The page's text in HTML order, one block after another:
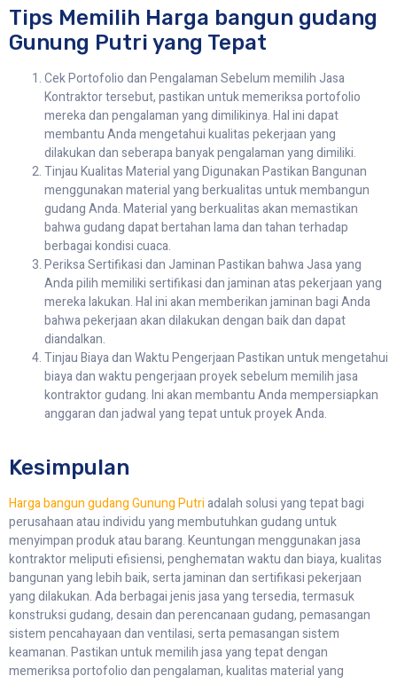
Tips Memilih Harga bangun gudang
Gunung Putri yang Tepat
Cek Portofolio dan Pengalaman Sebelum memilih Jasa
Kontraktor tersebut, pastikan untuk memeriksa portofolio
mereka dan pengalaman yang dimilikinya. Hal ini dapat
membantu Anda mengetahui kualitas pekerjaan yang
dilakukan dan seberapa banyak pengalaman yang dimiliki.
Tinjau Kualitas Material yang Digunakan Pastikan Bangunan
menggunakan material yang berkualitas untuk membangun
gudang Anda. Material yang berkualitas akan memastikan
bahwa gudang dapat bertahan lama dan tahan terhadap
berbagai kondisi cuaca.
Periksa Sertifikasi dan Jaminan Pastikan bahwa Jasa yang
Anda pilih memiliki sertifikasi dan jaminan atas pekerjaan yang
mereka lakukan. Hal ini akan memberikan jaminan bagi Anda
bahwa pekerjaan akan dilakukan dengan baik dan dapat
diandalkan.
Tinjau Biaya dan Waktu Pengerjaan Pastikan untuk mengetahui
biaya dan waktu pengerjaan proyek sebelum memilih jasa
kontraktor gudang. Ini akan membantu Anda mempersiapkan
anggaran dan jadwal yang tepat untuk proyek Anda.
Kesimpulan
Harga bangun gudang Gunung Putriadalah solusi yang tepat bagi
perusahaan atau individu yang membutuhkan gudang untuk
menyimpan produk atau barang. Keuntungan menggunakan jasa
kontraktor meliputi efisiensi, penghematan waktu dan biaya, kualitas
bangunan yang lebih baik, serta jaminan dan sertifikasi pekerjaan
yang dilakukan. Ada berbagai jenis jasa yang tersedia, termasuk
konstruksi gudang, desain dan perencanaan gudang, pemasangan
sistem pencahayaan dan ventilasi, serta pemasangan sistem
keamanan. Pastikan untuk memilih jasa yang tepat dengan
memeriksa portofolio dan pengalaman, kualitas material yang